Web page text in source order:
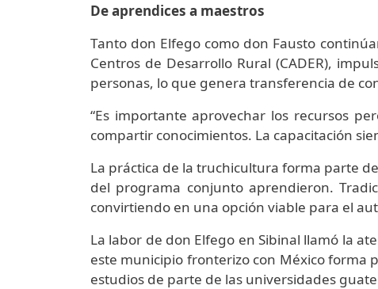
De aprendices a maestros
Tanto don Elfego como don Fausto
Centros de Desarrollo Rural (CADER),
personas, lo que genera transferencia de
“Es importante aprovechar los recursos
compartir conocimientos. La capacitación
La práctica de la truchicultura forma parte
del programa conjunto aprendieron.
convirtiendo en una opción viable para el
La labor de don Elfego en Sibinal llamó la
este municipio fronterizo con México forma
estudios de parte de las universidades